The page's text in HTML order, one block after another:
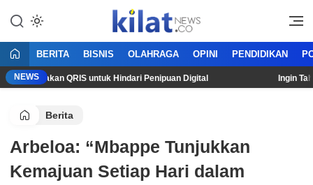
KilatNews.co
Mencerdaskan Anak Bangsa
BERITA BISNIS OLAHRAGA OPINI PENDIDIKAN
NEWS QRIS untuk Hindari Penipuan Digital Ingin Tahu
Berita
Arbeloa: “Mbappe Tunjukkan
Kemajuan Setiap Hari dalam